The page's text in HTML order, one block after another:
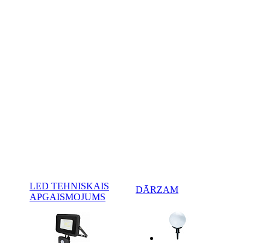
LED TEHNISKAIS
APGAISMOJUMS
DĀRZAM